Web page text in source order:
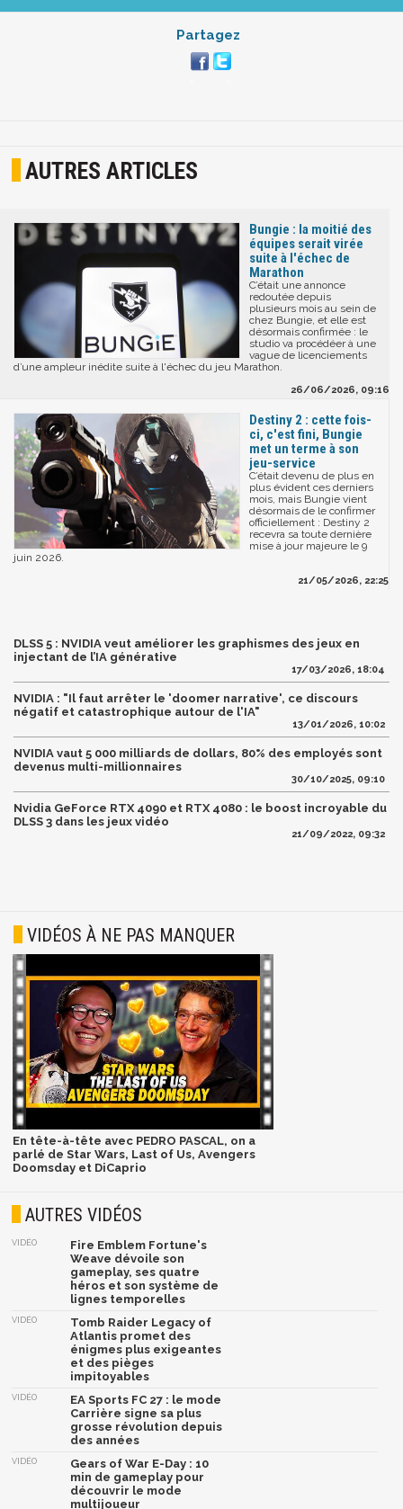
Partagez
AUTRES ARTICLES
Bungie : la moitié des
équipes serait virée
suite à l'échec de
Marathon
C’était une annonce
redoutée depuis
plusieurs mois au sein de
chez Bungie, et elle est
désormais confirmée : le
studio va procédéer à une
vague de licenciements
d’une ampleur inédite suite à l'échec du jeu Marathon.
26/06/2026, 09:16
Destiny 2 : cette fois-
ci, c'est fini, Bungie
met un terme à son
jeu-service
C’était devenu de plus en
plus évident ces derniers
mois, mais Bungie vient
désormais de le confirmer
officiellement : Destiny 2
recevra sa toute dernière
mise à jour majeure le 9
juin 2026.
21/05/2026, 22:25
DLSS 5 : NVIDIA veut améliorer les graphismes des jeux en
injectant de l’IA générative
17/03/2026, 18:04
NVIDIA : "Il faut arrêter le 'doomer narrative', ce discours
négatif et catastrophique autour de l'IA"
13/01/2026, 10:02
NVIDIA vaut 5 000 milliards de dollars, 80% des employés sont
devenus multi-millionnaires
30/10/2025, 09:10
Nvidia GeForce RTX 4090 et RTX 4080 : le boost incroyable du
DLSS 3 dans les jeux vidéo
21/09/2022, 09:32
VIDÉOS À NE PAS MANQUER
En tête-à-tête avec PEDRO PASCAL, on a
parlé de Star Wars, Last of Us, Avengers
Doomsday et DiCaprio
AUTRES VIDÉOS
VIDÉO
Fire Emblem Fortune's
Weave dévoile son
gameplay, ses quatre
héros et son système de
lignes temporelles
VIDÉO
Tomb Raider Legacy of
Atlantis promet des
énigmes plus exigeantes
et des pièges
impitoyables
VIDÉO
EA Sports FC 27 : le mode
Carrière signe sa plus
grosse révolution depuis
des années
VIDÉO
Gears of War E-Day : 10
min de gameplay pour
découvrir le mode
multijoueur